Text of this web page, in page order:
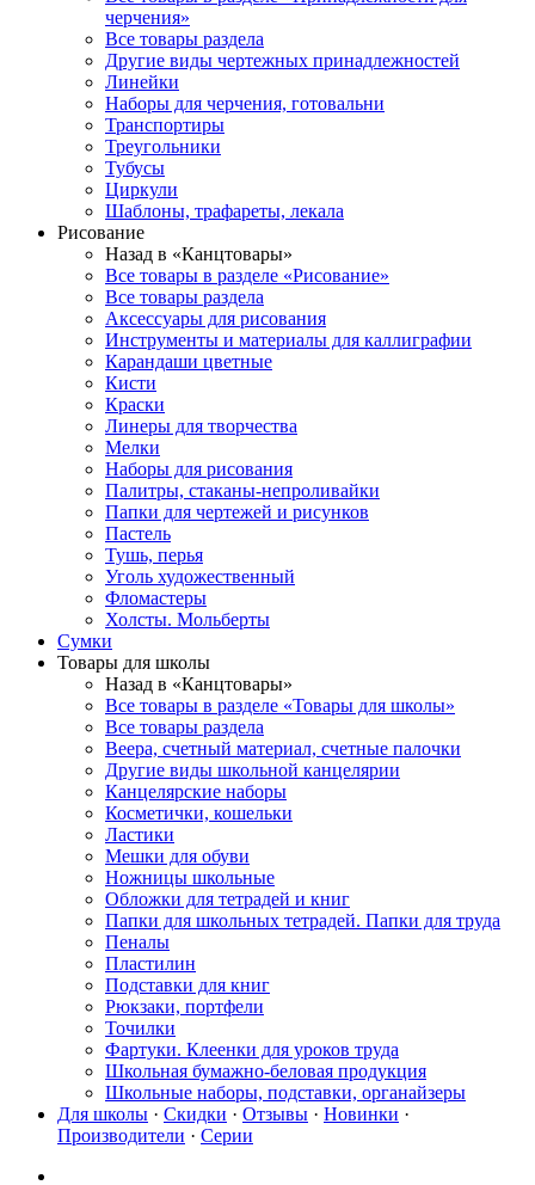
черчения»
Все товары раздела
Другие виды чертежных принадлежностей
Линейки
Наборы для черчения, готовальни
Транспортиры
Треугольники
Тубусы
Циркули
Шаблоны, трафареты, лекала
Рисование
Назад в «Канцтовары»
Все товары в разделе «Рисование»
Все товары раздела
Аксессуары для рисования
Инструменты и материалы для каллиграфии
Карандаши цветные
Кисти
Краски
Линеры для творчества
Мелки
Наборы для рисования
Палитры, стаканы-непроливайки
Папки для чертежей и рисунков
Пастель
Тушь, перья
Уголь художественный
Фломастеры
Холсты. Мольберты
Сумки
Товары для школы
Назад в «Канцтовары»
Все товары в разделе «Товары для школы»
Все товары раздела
Веера, счетный материал, счетные палочки
Другие виды школьной канцелярии
Канцелярские наборы
Косметички, кошельки
Ластики
Мешки для обуви
Ножницы школьные
Обложки для тетрадей и книг
Папки для школьных тетрадей. Папки для труда
Пеналы
Пластилин
Подставки для книг
Рюкзаки, портфели
Точилки
Фартуки. Клеенки для уроков труда
Школьная бумажно-беловая продукция
Школьные наборы, подставки, органайзеры
Для школы · Скидки · Отзывы · Новинки ·
Производители · Серии